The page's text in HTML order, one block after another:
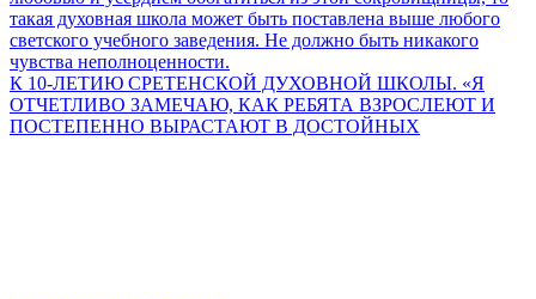
такая духовная школа может быть поставлена выше любого
светского учебного заведения. Не должно быть никакого
чувства неполноценности.
К 10-ЛЕТИЮ СРЕТЕНСКОЙ ДУХОВНОЙ ШКОЛЫ. «Я
ОТЧЕТЛИВО ЗАМЕЧАЮ, КАК РЕБЯТА ВЗРОСЛЕЮТ И
ПОСТЕПЕННО ВЫРАСТАЮТ В ДОСТОЙНЫХ